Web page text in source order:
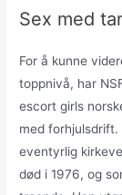
Sex med
For å kunne
toppnivå, har
escort girls
med forhjulsdrift.
eventyrlig
død i 1976, og